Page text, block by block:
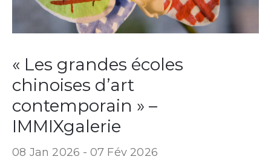
« Les grandes écoles
chinoises d’art
contemporain » –
IMMIXgalerie
08 Jan 2026 - 07 Fév 2026